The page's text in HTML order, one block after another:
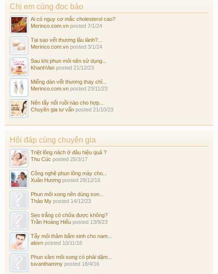
Chị em cùng đọc báo
Ai có nguy cơ mắc cholesterol cao?
Merinco.com.vn posted 7/1/24
Tại sao vết thương lâu lành?...
Merinco.com.vn posted 3/1/24
Sau khi phun môi nên sử dụng...
KhanhVan posted 21/12/23
Miếng dán vết thương thay chỉ...
Merinco.com.vn posted 23/11/23
Nên tẩy nốt ruồi nào cho hợp...
Chuyên gia tư vấn posted 21/10/23
Hỏi đáp cùng chuyên gia
Triệt lông nách ở đâu hiệu quả ?
Thu Cúc posted 25/3/17
Công nghệ phun lông mày cho...
Xuân Hương posted 28/12/16
Phun môi xong nên dùng son...
Thảo My posted 14/12/23
Sẹo trắng có chữa được không?
Trần Hoàng Hiếu posted 13/9/23
Tẩy môi thâm bẩm sinh cho nam...
alovn posted 10/11/16
Phun xăm môi xong có phải dặm...
tuvanthammy posted 18/4/16